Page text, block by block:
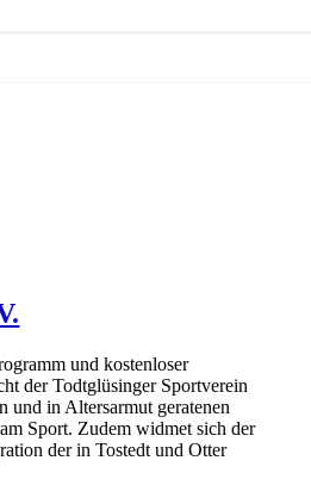
und kostenloser
der Todtglüsinger Sportverein
und in Altersarmut geratenen
Sport. Zudem widmet sich der
der in Tostedt und Otter